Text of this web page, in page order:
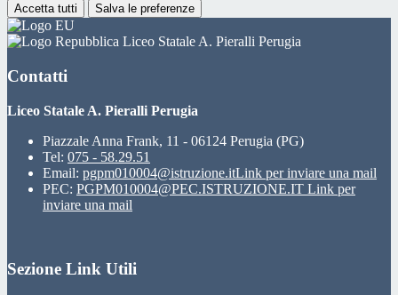
Accetta tutti Salva le preferenze
Liceo Statale A. Pieralli Perugia
Contatti
Liceo Statale A. Pieralli Perugia
Piazzale Anna Frank, 11 - 06124 Perugia (PG)
Tel: 075 - 58.29.51
Email: pgpm010004@istruzione.itLink per inviare una mail
PEC: PGPM010004@PEC.ISTRUZIONE.IT Link per
inviare una mail
Sezione Link Utili